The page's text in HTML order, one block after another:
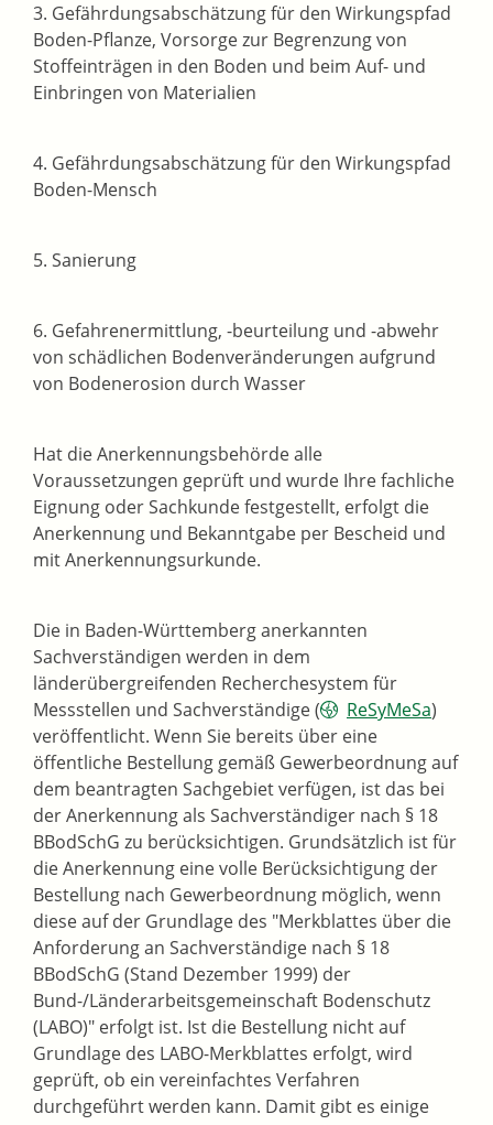
3. Gefährdungsabschätzung für den Wirkungspfad
Boden-Pflanze, Vorsorge zur Begrenzung von
Stoffeinträgen in den Boden und beim Auf- und
Einbringen von Materialien
4. Gefährdungsabschätzung für den Wirkungspfad
Boden-Mensch
5. Sanierung
6. Gefahrenermittlung, -beurteilung und -abwehr
von schädlichen Bodenveränderungen aufgrund
von Bodenerosion durch Wasser
Hat die Anerkennungsbehörde alle
Voraussetzungen geprüft und wurde Ihre fachliche
Eignung oder Sachkunde festgestellt, erfolgt die
Anerkennung und Bekanntgabe per Bescheid und
mit Anerkennungsurkunde.
Die in Baden-Württemberg anerkannten
Sachverständigen werden in dem
länderübergreifenden Recherchesystem für
Messstellen und Sachverständige (
ReSyMeSa)
veröffentlicht. Wenn Sie bereits über eine
öffentliche Bestellung gemäß Gewerbeordnung auf
dem beantragten Sachgebiet verfügen, ist das bei
der Anerkennung als Sachverständiger nach § 18
BBodSchG zu berücksichtigen. Grundsätzlich ist für
die Anerkennung eine volle Berücksichtigung der
Bestellung nach Gewerbeordnung möglich, wenn
diese auf der Grundlage des "Merkblattes über die
Anforderung an Sachverständige nach § 18
BBodSchG (Stand Dezember 1999) der
Bund-/Länderarbeitsgemeinschaft Bodenschutz
(LABO)" erfolgt ist. Ist die Bestellung nicht auf
Grundlage des LABO-Merkblattes erfolgt, wird
geprüft, ob ein vereinfachtes Verfahren
durchgeführt werden kann. Damit gibt es einige